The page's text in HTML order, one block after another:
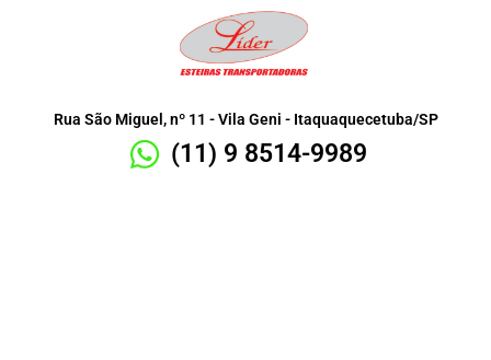
Rua São Miguel, nº 11 - Vila Geni - Itaquaquecetuba/SP
(11) 9 8514-9989